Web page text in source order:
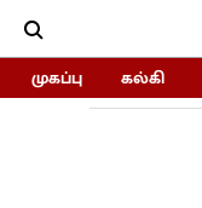
முகப்பு கல்கி